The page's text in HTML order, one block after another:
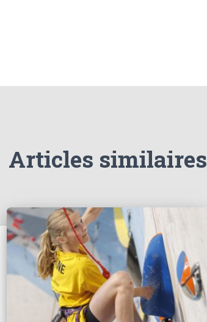
Articles similaires